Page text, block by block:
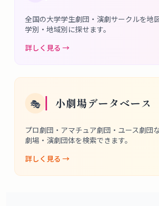
全国の大学学生劇団・演劇サークルを地
学別・地域別に探せます。
詳しく見る →
🎭 小劇場データベース
プロ劇団・アマチュア劇団・ユース劇団
劇場・演劇団体を検索できます。
詳しく見る →